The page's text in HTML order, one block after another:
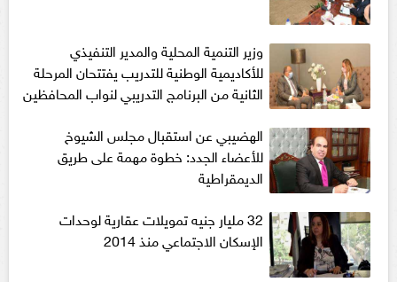
وزير التنمية المحلية والمدير التنفيذي
للأكاديمية الوطنية للتدريب يفتتحان المرحلة
الثانية من البرنامج التدريبي لنواب المحافظين
الهضيبي عن استقبال مجلس الشيوخ
للأعضاء الجدد: خطوة مهمة على طريق
الديمقراطية
32 مليار جنيه تمويلات عقارية لوحدات
الإسكان الاجتماعي منذ 2014